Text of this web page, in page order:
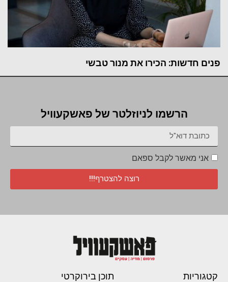
פנים חדשות: הכירו את מנור טבשי
הרשמו לניוזלטר של פאשקעוויל
אני מאשר לקבל ספאם
רוצה להצטרף!!!
קטגוריות תוכן בירוקרטי